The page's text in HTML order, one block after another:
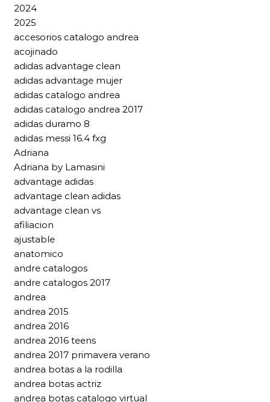
2024
2025
accesorios catalogo andrea
acojinado
adidas advantage clean
adidas advantage mujer
adidas catalogo andrea
adidas catalogo andrea 2017
adidas duramo 8
adidas messi 16.4 fxg
Adriana
Adriana by Lamasini
advantage adidas
advantage clean adidas
advantage clean vs
afiliacion
ajustable
anatomico
andre catalogos
andre catalogos 2017
andrea
andrea 2015
andrea 2016
andrea 2016 teens
andrea 2017 primavera verano
andrea botas a la rodilla
andrea botas actriz
andrea botas catalogo virtual